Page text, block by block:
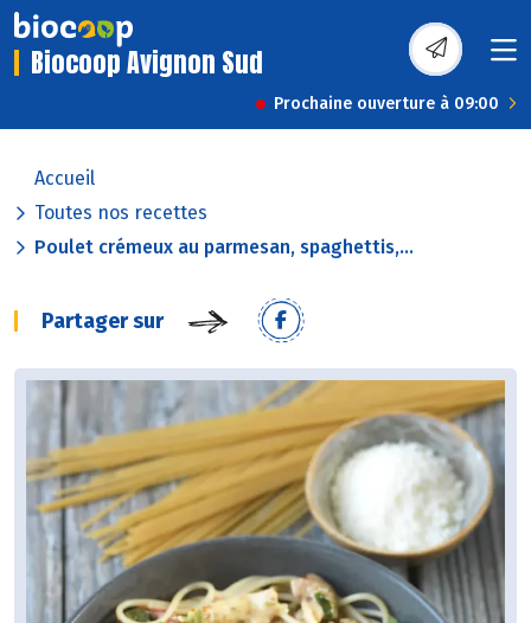
Biocoop Avignon Sud
Prochaine ouverture à 09:00
Accueil
Toutes nos recettes
Poulet crémeux au parmesan, spaghettis,...
Partager sur